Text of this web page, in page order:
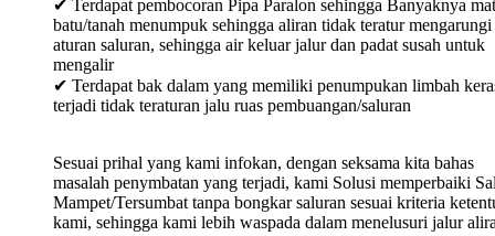
✔ Terdapat pembocoran Pipa Paralon sehingga Banyaknya
batu/tanah menumpuk sehingga aliran tidak teratur mengarungi
aturan saluran, sehingga air keluar jalur dan padat susah untuk
mengalir
✔ Terdapat bak dalam yang memiliki penumpukan limbah
terjadi tidak teraturan jalu ruas pembuangan/saluran
Sesuai prihal yang kami infokan, dengan seksama kita bahas
masalah penymbatan yang terjadi, kami Solusi memperbaiki
Mampet/Tersumbat tanpa bongkar saluran sesuai kriteria
kami, sehingga kami lebih waspada dalam menelusuri jalur